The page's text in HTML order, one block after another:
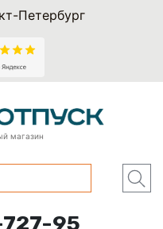
Петербург
магазин
95